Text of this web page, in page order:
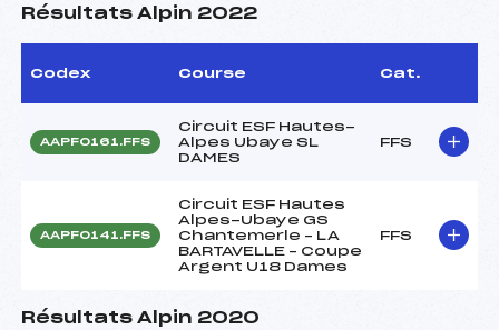
Résultats Alpin 2022
Codex Course Cat.
AAPF0161.FFS
Circuit ESF Hautes-
Alpes Ubaye SL
DAMES
FFS
AAPF0141.FFS
Circuit ESF Hautes
Alpes-Ubaye GS
Chantemerle – LA
BARTAVELLE – Coupe
Argent U18 Dames
FFS
Résultats Alpin 2020